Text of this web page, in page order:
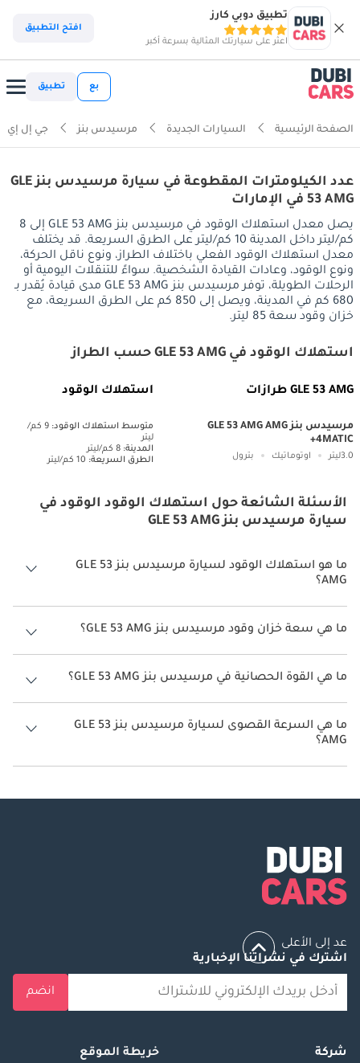
تطبيق دوبي كارز
اعثر على سيارتك المثالية بسرعة أكبر
افتح التطبيق
بع تطبيق
الصفحة الرئيسية السيارات الجديدة مرسيدس بنز جي إل إي
عدد الكيلومترات المقطوعة في سيارة مرسيدس بنز GLE
53 AMG في الإمارات
يصل معدل استهلاك الوقود في مرسيدس بنز GLE 53 AMG إلى 8
كم/ليتر داخل المدينة 10 كم/ليتر على الطرق السريعة. قد يختلف
معدل استهلاك الوقود الفعلي باختلاف الطراز، ونوع ناقل الحركة،
ونوع الوقود، وعادات القيادة الشخصية. سواءً للتنقلات اليومية أو
الرحلات الطويلة، توفر مرسيدس بنز GLE 53 AMG مدى قيادة يُقدر بـ
680 كم في المدينة، ويصل إلى 850 كم على الطرق السريعة، مع
خزان وقود سعة 85 ليتر.
استهلاك الوقود في GLE 53 AMG حسب الطراز
GLE 53 AMG طرازات استهلاك الوقود
مرسيدس بنز GLE 53 AMG AMG
4MATIC+
3.0ليتر اوتوماتيك بترول
متوسط ​​استهلاك الوقود:
9 كم/
ليتر
المدينة: 8 كم/ليتر
الطرق السريعة: 10 كم/ليتر
الأسئلة الشائعة حول استهلاك الوقود الوقود في
سيارة مرسيدس بنز GLE 53 AMG
ما هو استهلاك الوقود لسيارة مرسيدس بنز GLE 53
AMG؟
يتراوح استهلاك الوقود لسيارة مرسيدس بنز GLE 53 AMG بين 8 كم/ليتر.
ما هي سعة خزان وقود مرسيدس بنز GLE 53 AMG؟
سعة خزان وقود مرسيدس بنز GLE 53 AMG 85 ليتر.
ما هي القوة الحصانية في مرسيدس بنز GLE 53 AMG؟
تنتج مرسيدس بنز GLE 53 AMG قوة 429 حصان.
ما هي السرعة القصوى لسيارة مرسيدس بنز GLE 53
AMG؟
السرعة القصوى لسيارة مرسيدس بنز GLE 53 AMG هي 250 كم/الساعة.
عد إلى الأعلى
اشترك في نشراتنا الإخبارية
انضم
شركة
خريطة الموقع